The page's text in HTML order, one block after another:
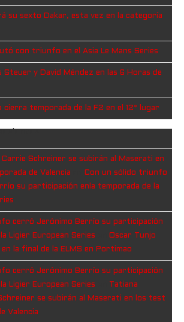
su sexto Dakar, esta vez en la categoría
con triunfo en el Asia Le Mans Series
Steuer y David Méndez en las 6 Horas de
temporada de la F2 en el 12° lugar
Carrie Schreiner se subirán al Maserati en
de Valencia
Con un sólido triunfo
su participación enla temporada de la
cerró Jerónimo Berrío su participación
Ligier European Series
Oscar Tunjo
la final de la ELMS en Portimao
cerró Jerónimo Berrío su participación
Ligier European Series
Tatiana
se subirán al Maserati en los test
Valencia